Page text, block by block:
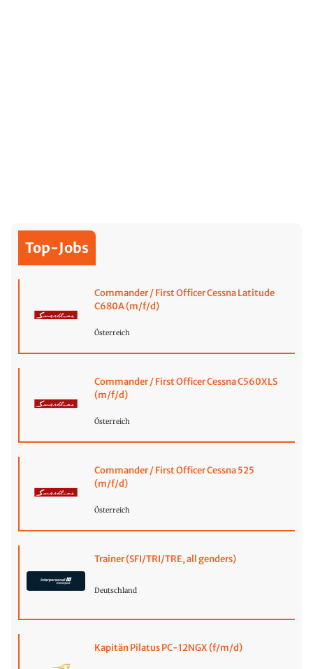
Top-Jobs
Commander / First Officer Cessna Latitude
C680A (m/f/d)
Österreich
Commander / First Officer Cessna C560XLS
(m/f/d)
Österreich
Commander / First Officer Cessna 525
(m/f/d)
Österreich
Trainer (SFI/TRI/TRE, all genders)
Deutschland
Kapitän Pilatus PC-12NGX (f/m/d)